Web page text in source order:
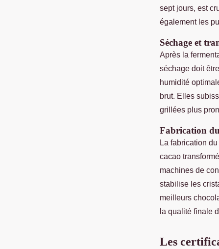
sept jours, est
également les
Séchage et
Après la
séchage doit
humidité
brut. Elles
grillées plus
Fabrication
La fabrication
cacao
machines de
stabilise les
meilleurs
la qualité finale
Les